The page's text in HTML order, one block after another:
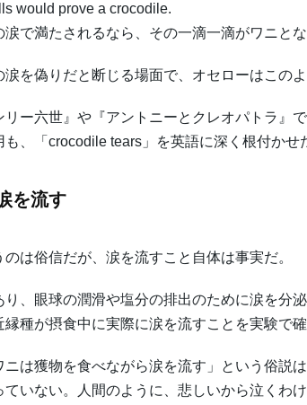
would prove a crocodile.
で満たされるなら、その一滴一滴がワニとな
を偽りだと断じる場面で、オセローはこのよ
ー六世』や『アントニーとクレオパトラ』
、「crocodile tears」を英語に深く根付かせ
を流す
は俗信だが、涙を流すこと自体は事実だ。
、眼球の潤滑や塩分の排出のために涙を分
種が摂食中に実際に涙を流すことを実験で確
は獲物を食べながら涙を流す」という俗説
いない。人間のように、悲しいから泣くわけ